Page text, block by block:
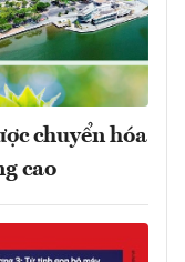
chuyển hóa
cao